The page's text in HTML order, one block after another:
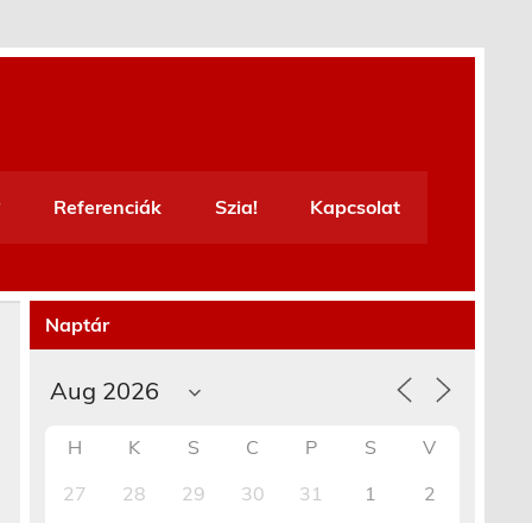
Referenciák Szia! Kapcsolat
Naptár
H K S C P S
V
27
28 29 30 31 1 2